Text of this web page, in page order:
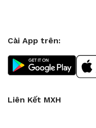
Cài App trên:
Liên Kết MXH